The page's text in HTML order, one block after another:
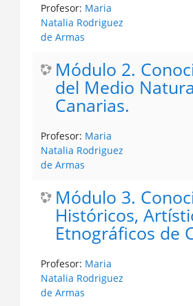
Profesor: Maria
Natalia Rodriguez
de Armas
Módulo 2.
del Medio
Canarias.
Profesor: Maria
Natalia Rodriguez
de Armas
Módulo 3.
Históricos,
Etnográficos de
Profesor: Maria
Natalia Rodriguez
de Armas